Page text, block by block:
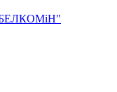
"БЕЛКОМiН"